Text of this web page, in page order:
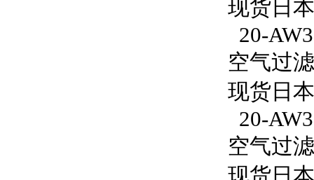
现货日
20-
空气过
现货日
20-
空气过